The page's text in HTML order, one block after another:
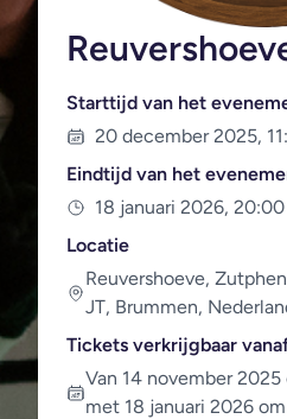
Starttijd van het
20 december 2025,
Eindtijd van het
18 januari 2026, 20:00
Locatie
Reuvershoeve,
JT, Brummen,
Tickets verkrijgbaar
Van 14 november
met 18 januari 2026